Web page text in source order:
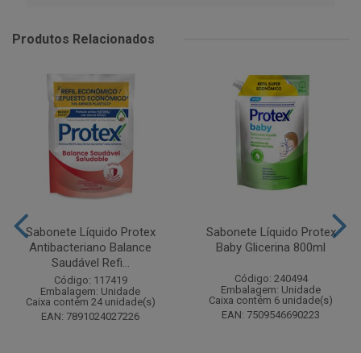
Produtos Relacionados
Sabonete Líquido Protex
Antibacteriano Balance
Saudável Refi...
Código: 117419
Embalagem: Unidade
Caixa contém 24 unidade(s)
EAN: 7891024027226
Sabonete Líquido Protex
Baby Glicerina 800ml
Código: 240494
Embalagem: Unidade
Caixa contém 6 unidade(s)
EAN: 7509546690223